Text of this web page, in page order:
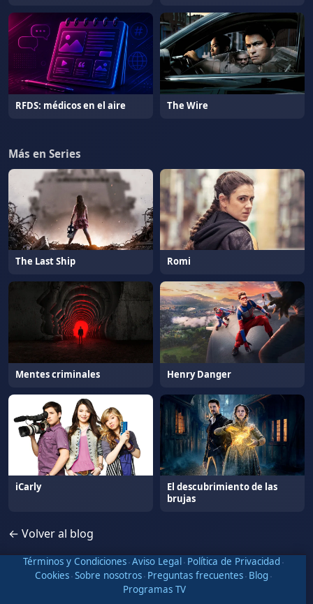
RFDS: médicos en el aire The Wire
Más en Series
The Last Ship Romi
Mentes criminales Henry Danger
iCarly
El descubrimiento de las
brujas
← Volver al blog
Términos y Condiciones·Aviso Legal · Política de Privacidad ·
Cookies·Sobre nosotros· Preguntas frecuentes· Blog ·
Programas TV